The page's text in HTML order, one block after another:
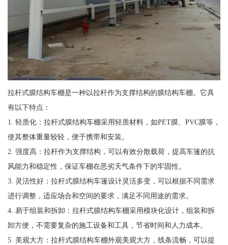
拉杆式膜结构车棚是一种以拉杆作为支撑结构的膜结构车棚。它具
有以下特点：
1. 轻质化：拉杆式膜结构车棚采用轻质材料，如PET膜、PVC膜等，
使其整体重量较轻，便于携带和安装。
2. 强度高：拉杆作为支撑结构，可以有效分散载荷，提高车篷的抗
风能力和稳定性，保证车棚在恶劣天气条件下的牢固性。
3. 灵活性好：拉杆式膜结构车篷设计灵活多变，可以根据不同需求
进行调整，适应场合和空间的要求，满足不同用途的需求。
4. 易于组装和拆卸：拉杆式膜结构车棚采用模块化设计，组装和拆
卸方便，不需要复杂的施工设备和工具，节省时间和人力成本。
5. 美观大方：拉杆式膜结构车棚外观美观大方，线条流畅，可以提